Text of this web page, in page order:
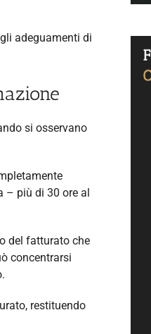
adeguamenti di
si osservano
– più di 30 ore al
del fatturato che
concentrarsi
restituendo